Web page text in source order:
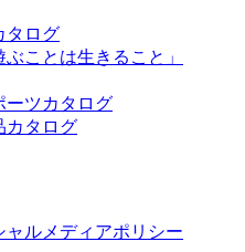
タログ
ことは生きること」
ーツカタログ
カタログ
ルメディアポリシー